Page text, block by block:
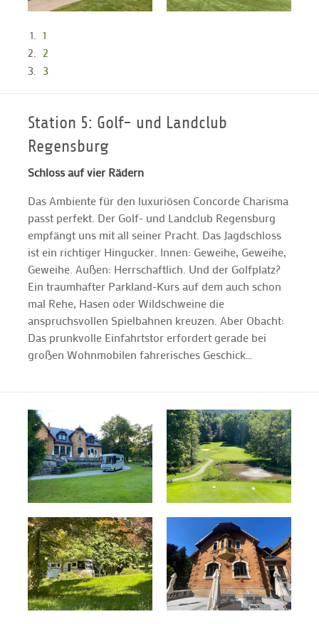
1
2
3
Station 5: Golf- und Landclub
Regensburg
Schloss auf vier Rädern
Das Ambiente für den luxuriösen Concorde Charisma
passt perfekt. Der Golf- und Landclub Regensburg
empfängt uns mit all seiner Pracht. Das Jagdschloss
ist ein richtiger Hingucker. Innen: Geweihe, Geweihe,
Geweihe. Außen: Herrschaftlich. Und der Golfplatz?
Ein traumhafter Parkland-Kurs auf dem auch schon
mal Rehe, Hasen oder Wildschweine die
anspruchsvollen Spielbahnen kreuzen. Aber Obacht:
Das prunkvolle Einfahrtstor erfordert gerade bei
großen Wohnmobilen fahrerisches Geschick…